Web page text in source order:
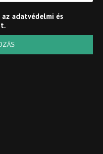
adatvédelmi és
.